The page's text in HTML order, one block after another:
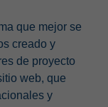
que mejor se
creado y
de proyecto
web, que
y